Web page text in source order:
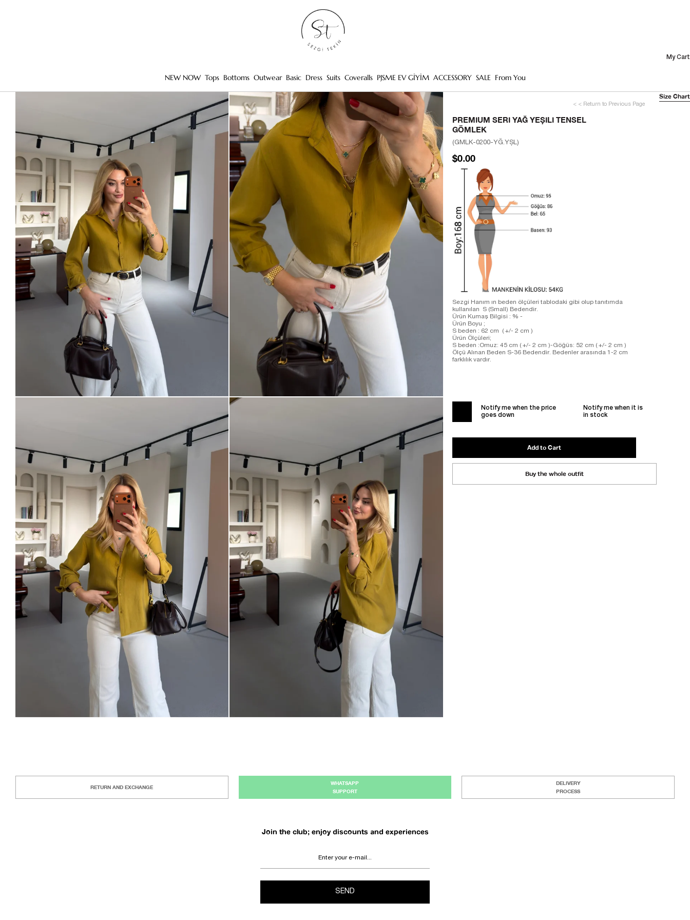
My Cart
NEW NOW Tops Bottoms Outwear Basic Dress Suits Coveralls PJSME EV GİYİM ACCESSORY SALE From You
< < Return to Previous Page
PREMIUM SERI YAĞ YEŞILI TENSEL
GÖMLEK
(GMLK-0200-YĞ.YŞL)
$0.00
Sezgi Hanım ın beden ölçüleri tablodaki gibi olup tanıtımda
kullanılan S (Small) Bedendir.
Ürün Kumaş Bilgisi : % -
Ürün Boyu ;
S beden : 62 cm ( +/- 2 cm )
Ürün Ölçüleri;
S beden :Omuz: 45 cm ( +/- 2 cm )-Göğüs: 52 cm ( +/- 2 cm )
Ölçü Alınan Beden S-36 Bedendir. Bedenler arasında 1-2 cm
farklılık vardır.
Notify me when the price
goes down
Notify me when it is
in stock
Buy the whole outfit
Size Chart
RETURN AND EXCHANGE
WHATSAPP
SUPPORT
DELIVERY
PROCESS
Join the club; enjoy discounts and experiences
SEND